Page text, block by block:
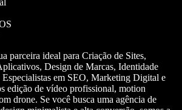
parceira ideal para Criação de Sites,
Design de Marcas, Identidade
em SEO, Marketing Digital e
edição de vídeo profissional, motion
drone. Se você busca uma agência de